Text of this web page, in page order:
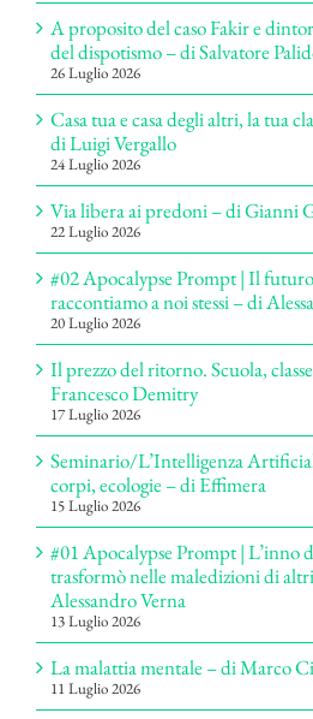
A proposito del caso Fakir e
del dispotismo – di Salvatore
26 Luglio 2026
Casa tua e casa degli altri, la tua
di Luigi Vergallo
24 Luglio 2026
Via libera ai predoni – di Gianni
22 Luglio 2026
#02 Apocalypse Prompt | Il
raccontiamo a noi stessi – di
20 Luglio 2026
Il prezzo del ritorno. Scuola,
Francesco Demitry
17 Luglio 2026
Seminario/L’Intelligenza
corpi, ecologie – di Effimera
15 Luglio 2026
#01 Apocalypse Prompt | L’inno
trasformò nelle maledizioni di
Alessandro Verna
13 Luglio 2026
La malattia mentale – di Marco
11 Luglio 2026